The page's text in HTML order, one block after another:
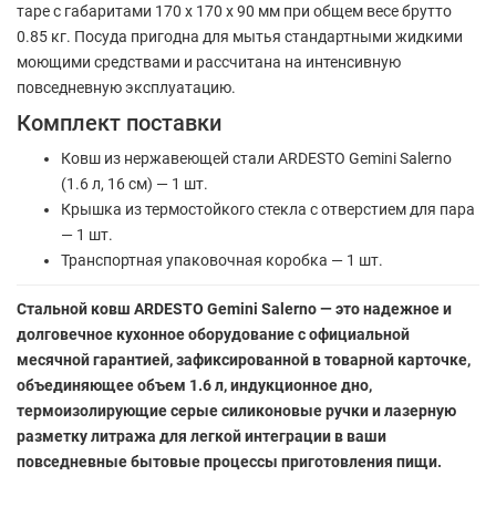
таре с габаритами 170 x 170 x 90 мм при общем весе брутто
0.85 кг. Посуда пригодна для мытья стандартными жидкими
моющими средствами и рассчитана на интенсивную
повседневную эксплуатацию.
Комплект поставки
Ковш из нержавеющей стали ARDESTO Gemini Salerno
(1.6 л, 16 см) — 1 шт.
Крышка из термостойкого стекла с отверстием для пара
— 1 шт.
Транспортная упаковочная коробка — 1 шт.
Стальной ковш ARDESTO Gemini Salerno — это надежное и
долговечное кухонное оборудование с официальной
месячной гарантией, зафиксированной в товарной карточке,
объединяющее объем 1.6 л, индукционное дно,
термоизолирующие серые силиконовые ручки и лазерную
разметку литража для легкой интеграции в ваши
повседневные бытовые процессы приготовления пищи.